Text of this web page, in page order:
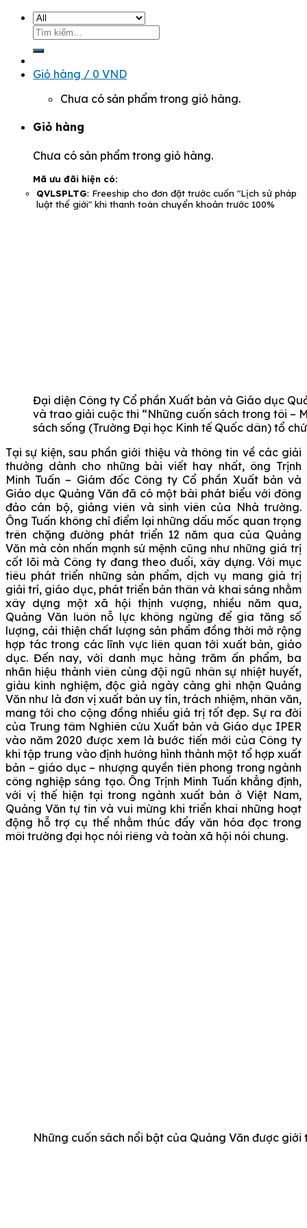
Tìm
Giỏ hàng / 0 VND
Chưa có sản phẩm trong giỏ hàng.
Giỏ hàng
Chưa có sản phẩm trong giỏ hàng.
Mã ưu đãi hiện có:
QVLSPLTG: Freeship cho đơn đặt trước cuốn "Lịch sử pháp
luật thế giới" khi thanh toán chuyển khoản trước 100%
Đại diện Công ty Cổ phần Xuất bản và Giáo dục
và trao giải cuộc thi “Những cuốn sách trong tôi –
sách sống (Trường Đại học Kinh tế Quốc dân) tổ
Tại sự kiện, sau phần giới thiệu và thông tin về các giải
thưởng dành cho những bài viết hay nhất, ông Trịnh
Minh Tuấn – Giám đốc Công ty Cổ phần Xuất bản và
Giáo dục Quảng Văn đã có một bài phát biểu với đông
đảo cán bộ, giảng viên và sinh viên của Nhà trường.
Ông Tuấn không chỉ điểm lại những dấu mốc quan trọng
trên chặng đường phát triển 12 năm qua của Quảng
Văn mà còn nhấn mạnh sứ mệnh cũng như những giá trị
cốt lõi mà Công ty đang theo đuổi, xây dựng. Với mục
tiêu phát triển những sản phẩm, dịch vụ mang giá trị
giải trí, giáo dục, phát triển bản thân và khai sáng nhằm
xây dựng một xã hội thịnh vượng, nhiều năm qua,
Quảng Văn luôn nỗ lực không ngừng để gia tăng số
lượng, cải thiện chất lượng sản phẩm đồng thời mở rộng
hợp tác trong các lĩnh vực liên quan tới xuất bản, giáo
dục. Đến nay, với danh mục hàng trăm ấn phẩm, ba
nhãn hiệu thành viên cùng đội ngũ nhân sự nhiệt huyết,
giàu kinh nghiệm, độc giả ngày càng ghi nhận Quảng
Văn như là đơn vị xuất bản uy tín, trách nhiệm, nhân văn,
mang tới cho cộng đồng nhiều giá trị tốt đẹp. Sự ra đời
của Trung tâm Nghiên cứu Xuất bản và Giáo dục IPER
vào năm 2020 được xem là bước tiến mới của Công ty
khi tập trung vào định hướng hình thành một tổ hợp xuất
bản – giáo dục – nhượng quyền tiên phong trong ngành
công nghiệp sáng tạo. Ông Trịnh Minh Tuấn khẳng định,
với vị thế hiện tại trong ngành xuất bản ở Việt Nam,
Quảng Văn tự tin và vui mừng khi triển khai những hoạt
động hỗ trợ cụ thể nhằm thúc đẩy văn hóa đọc trong
môi trường đại học nói riêng và toàn xã hội nói chung.
Những cuốn sách nổi bật của Quảng Văn được giới